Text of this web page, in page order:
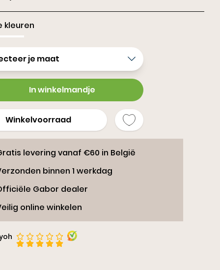
kleuren
je maat
In winkelmandje
Winkelvoorraad
levering vanaf €60 in België
binnen 1 werkdag
Gabor dealer
online winkelen